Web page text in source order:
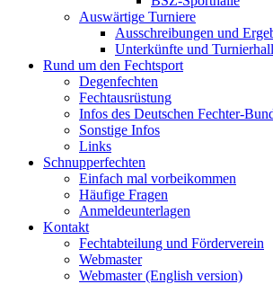
Auswärtige Turniere
Ausschreibungen und
Unterkünfte und
Rund um den Fechtsport
Degenfechten
Fechtausrüstung
Infos des Deutschen Fechter-
Sonstige Infos
Links
Schnupperfechten
Einfach mal vorbeikommen
Häufige Fragen
Anmeldeunterlagen
Kontakt
Fechtabteilung und Förderverein
Webmaster
Webmaster (English version)